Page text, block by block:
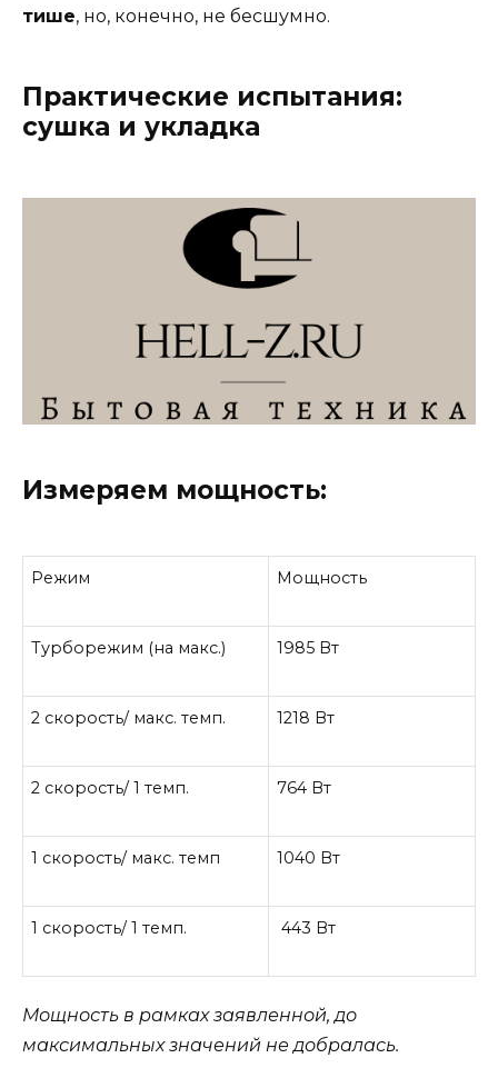
тише, но, конечно, не бесшумно.
Практические испытания:
сушка и укладка
Измеряем мощность:
Режим Мощность
Турборежим (на макс.) 1985 Вт
2 скорость/ макс. темп. 1218 Вт
2 скорость/ 1 темп. 764 Вт
1 скорость/ макс. темп 1040 Вт
1 скорость/ 1 темп. 443 Вт
Мощность в рамках заявленной, до
максимальных значений не добралась.